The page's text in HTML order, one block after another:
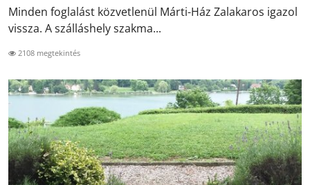
Minden foglalást közvetlenül Márti-Ház Zalakaros igazol
vissza. A szálláshely szakma...
2108 megtekintés